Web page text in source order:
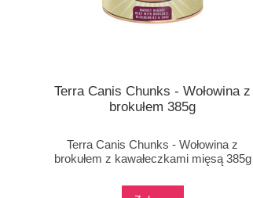
Terra Canis Chunks - Wołowina z
brokułem 385g
Terra Canis Chunks - Wołowina z
brokułem z kawałeczkami mięsą 385g